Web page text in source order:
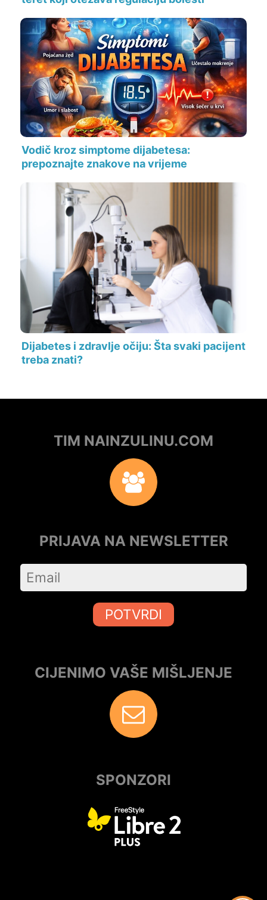
Vodič kroz simptome dijabetesa:
prepoznajte znakove na vrijeme
Dijabetes i zdravlje očiju: Šta svaki pacijent
treba znati?
TIM NAINZULINU.COM
PRIJAVA NA NEWSLETTER
POTVRDI
CIJENIMO VAŠE MIŠLJENJE
SPONZORI